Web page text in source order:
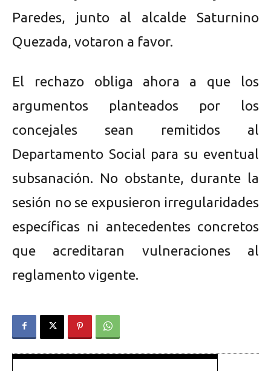
Paredes, junto al alcalde Saturnino
Quezada, votaron a favor.
El rechazo obliga ahora a que los
argumentos planteados por los
concejales sean remitidos al
Departamento Social para su eventual
subsanación. No obstante, durante la
sesión no se expusieron irregularidades
específicas ni antecedentes concretos
que acreditaran vulneraciones al
reglamento vigente.